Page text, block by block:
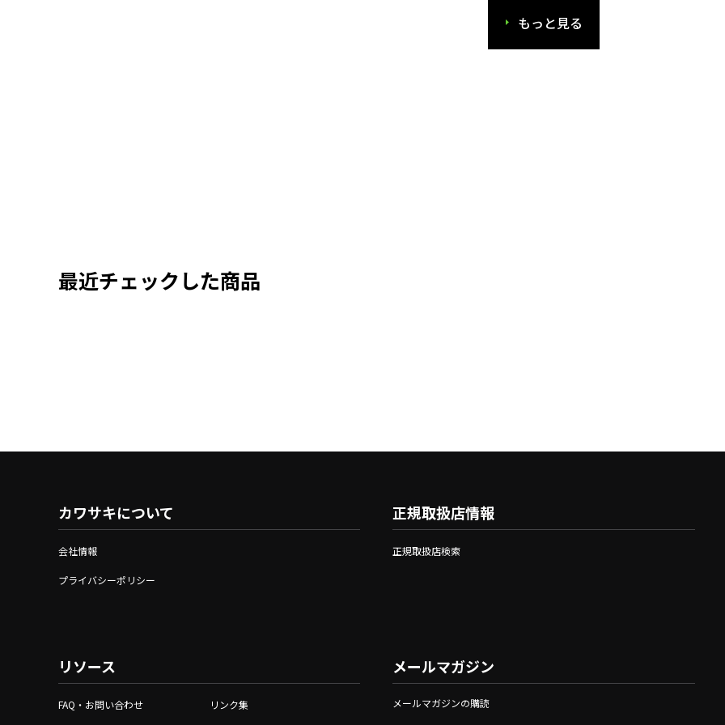
もっと見る
最近チェックした商品
カワサキについて
会社情報
プライバシーポリシー
リソース
FAQ・お問い合わせ リンク集
正規取扱店情報
正規取扱店検索
メールマガジン
メールマガジンの購読